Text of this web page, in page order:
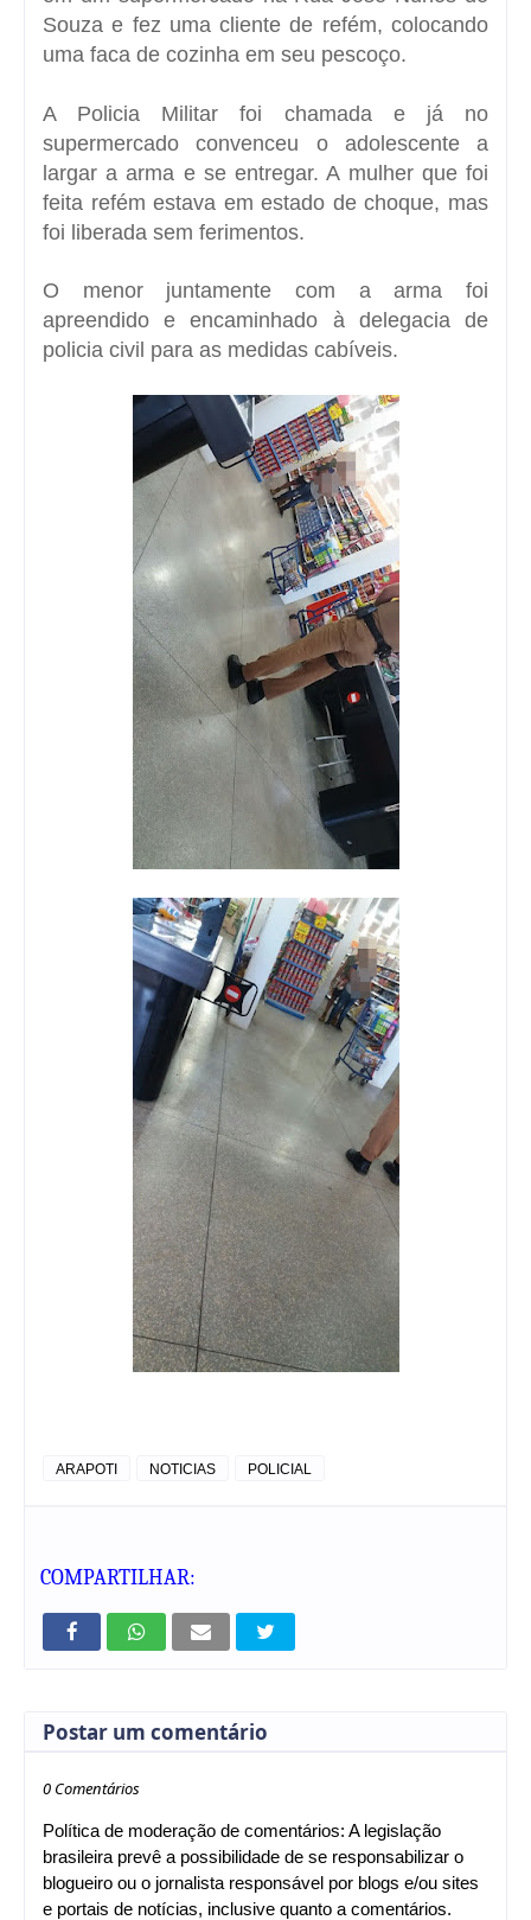
Souza e fez uma cliente de refém, colocando
uma faca de cozinha em seu pescoço.
A Policia Militar foi chamada e já no
supermercado convenceu o adolescente a
largar a arma e se entregar. A mulher que foi
feita refém estava em estado de choque, mas
foi liberada sem ferimentos.
O menor juntamente com a arma foi
apreendido e encaminhado à delegacia de
policia civil para as medidas cabíveis.
ARAPOTI NOTICIAS POLICIAL
COMPARTILHAR:
Postar um comentário
0 Comentários
Política de moderação de comentários: A legislação
brasileira prevê a possibilidade de se responsabilizar o
blogueiro ou o jornalista responsável por blogs e/ou sites
e portais de notícias, inclusive quanto a comentários.